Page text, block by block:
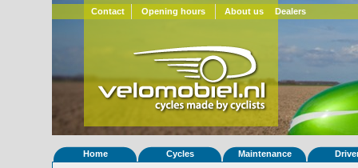
Contact Opening hours About us Dealers
Home Cycles Maintenance